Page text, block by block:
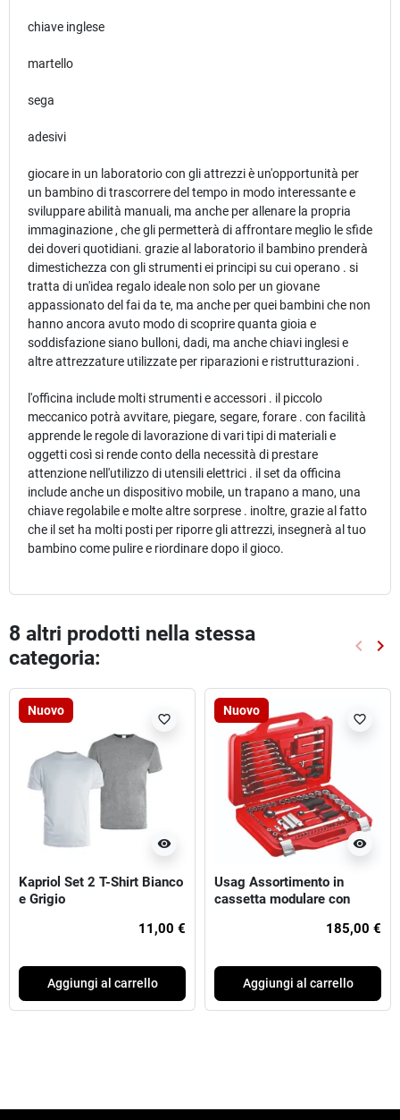
chiave inglese
martello
sega
adesivi
giocare in un laboratorio con gli attrezzi è un'opportunità per
un bambino di trascorrere del tempo in modo interessante e
sviluppare abilità manuali, ma anche per allenare la propria
immaginazione , che gli permetterà di affrontare meglio le sfide
dei doveri quotidiani. grazie al laboratorio il bambino prenderà
dimestichezza con gli strumenti ei principi su cui operano . si
tratta di un'idea regalo ideale non solo per un giovane
appassionato del fai da te, ma anche per quei bambini che non
hanno ancora avuto modo di scoprire quanta gioia e
soddisfazione siano bulloni, dadi, ma anche chiavi inglesi e
altre attrezzature utilizzate per riparazioni e ristrutturazioni .
l'officina include molti strumenti e accessori . il piccolo
meccanico potrà avvitare, piegare, segare, forare . con facilità
apprende le regole di lavorazione di vari tipi di materiali e
oggetti così si rende conto della necessità di prestare
attenzione nell'utilizzo di utensili elettrici . il set da officina
include anche un dispositivo mobile, un trapano a mano, una
chiave regolabile e molte altre sorprese . inoltre, grazie al fatto
che il set ha molti posti per riporre gli attrezzi, insegnerà al tuo
bambino come pulire e riordinare dopo il gioco.
8 altri prodotti nella stessa
categoria:
keyboard_arrow_left keyboard_arrow_right
Nuovo
visibility
favorite_border
Kapriol Set 2 T-Shirt Bianco
e Grigio
11,00 €
Aggiungi al carrello
Nuovo
visibility
favorite_border
Usag Assortimento in
cassetta modulare con
185,00 €
Aggiungi al carrello